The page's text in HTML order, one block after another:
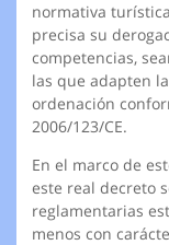
normativa
precisa su
competencias,
las que adapten
ordenación
2006/123/CE.
En el marco de
este real decreto
reglamentarias
menos con